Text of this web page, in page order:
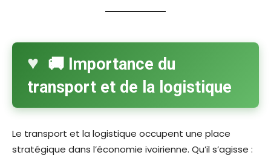
🚚 Importance du
transport et de la logistique
Le transport et la logistique occupent une place
stratégique dans l’économie ivoirienne. Qu’il s’agisse :